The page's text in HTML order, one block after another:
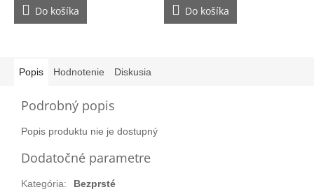
Do košíka Do košíka
Popis Hodnotenie Diskusia
Podrobný popis
Popis produktu nie je dostupný
Dodatočné parametre
Kategória:
Bezprsté